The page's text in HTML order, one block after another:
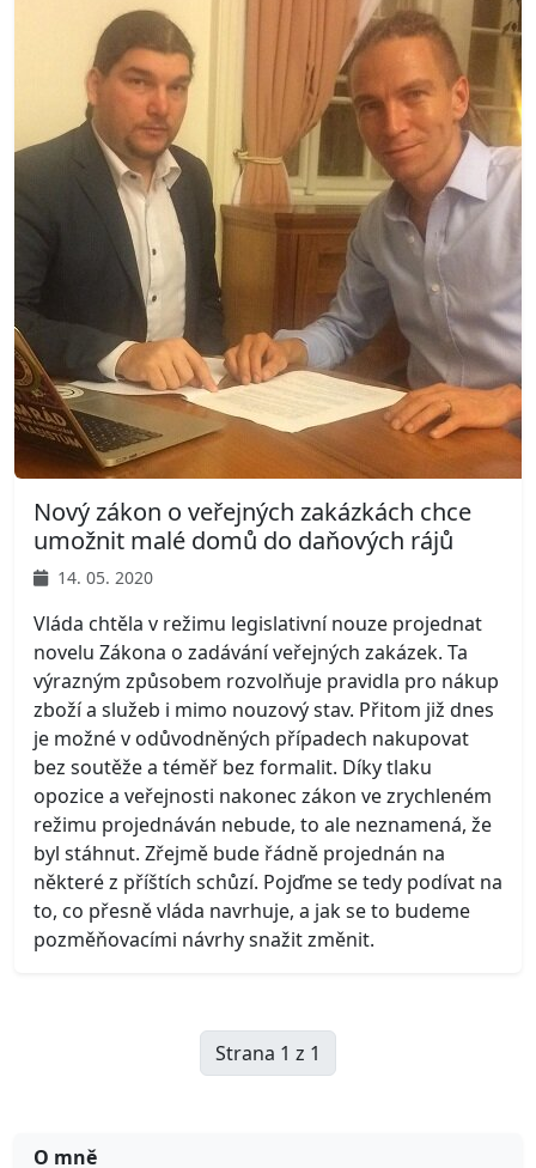
Nový zákon o veřejných zakázkách chce
umožnit malé domů do daňových rájů
14. 05. 2020
Vláda chtěla v režimu legislativní nouze projednat
novelu Zákona o zadávání veřejných zakázek. Ta
výrazným způsobem rozvolňuje pravidla pro nákup
zboží a služeb i mimo nouzový stav. Přitom již dnes
je možné v odůvodněných případech nakupovat
bez soutěže a téměř bez formalit. Díky tlaku
opozice a veřejnosti nakonec zákon ve zrychleném
režimu projednáván nebude, to ale neznamená, že
byl stáhnut. Zřejmě bude řádně projednán na
některé z příštích schůzí. Pojďme se tedy podívat na
to, co přesně vláda navrhuje, a jak se to budeme
pozměňovacími návrhy snažit změnit.
Strana 1 z 1
O mně